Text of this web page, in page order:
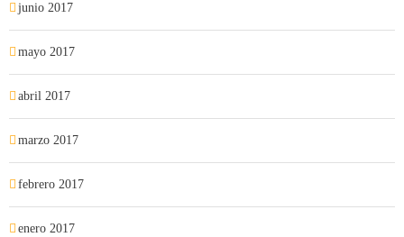
junio 2017
mayo 2017
abril 2017
marzo 2017
febrero 2017
enero 2017